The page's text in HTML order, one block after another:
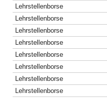
Lehrstellenborse
Lehrstellenborse
Lehrstellenborse
Lehrstellenborse
Lehrstellenborse
Lehrstellenborse
Lehrstellenborse
Lehrstellenborse